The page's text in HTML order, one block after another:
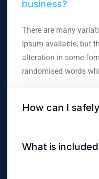
business?
There are many
Ipsum available, but
alteration in some
randomised words
How can I
What is